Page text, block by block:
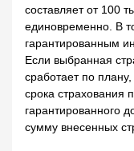
составляет от 100
единовременно. В
гарантированным
Если выбранная
сработает по
срока страхования
гарантированного
сумму внесенных